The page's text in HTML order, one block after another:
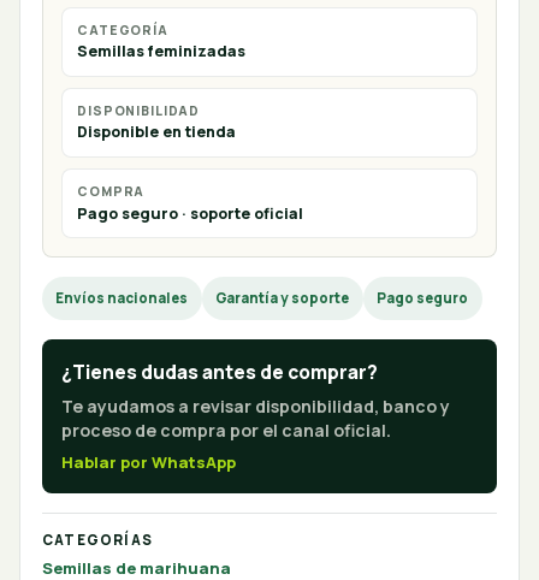
CATEGORÍA
Semillas feminizadas
DISPONIBILIDAD
Disponible en tienda
COMPRA
Pago seguro · soporte oficial
Envíos nacionales Garantía y soporte Pago seguro
¿Tienes dudas antes de comprar?
Te ayudamos a revisar disponibilidad, banco y
proceso de compra por el canal oficial.
Hablar por WhatsApp
CATEGORÍAS
Semillas de marihuana